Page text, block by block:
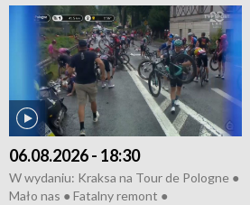
06.08.2026 - 18:30
W wydaniu: Kraksa na Tour de Pologne ●
Mało nas ● Fatalny remont ●